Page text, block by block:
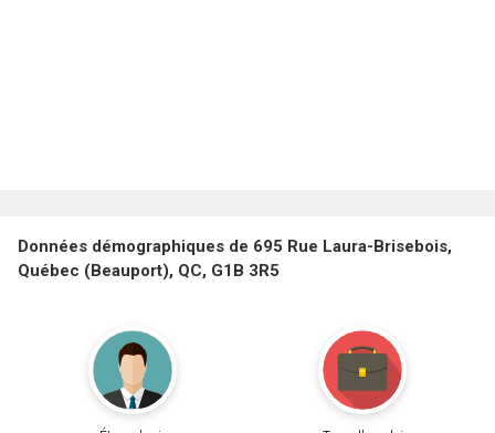
Données démographiques de 695 Rue Laura-Brisebois,
Québec (Beauport), QC, G1B 3R5